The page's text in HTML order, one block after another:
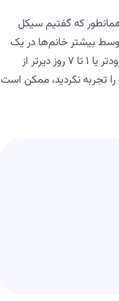
که گفتیم سیکل
بیشتر خانم‌ها در یک
دوره 7 روزه از زمان انتظار خود برای پریود شدن، این چرخه را تجربه می‌کنند. به این صورت که ممکن است بین 1 تا 7 روز زودتر یا 1 تا 7 روز دیرتر از
علائم خونریزی ماهانه را تجربه نکردید، ممکن است